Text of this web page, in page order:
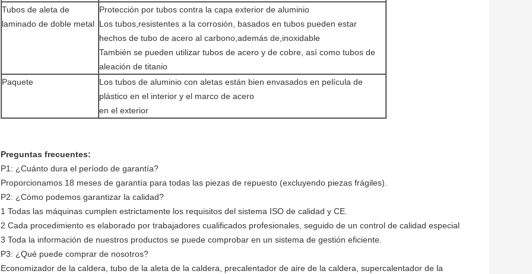
Tubos de aleta de
laminado de doble metal
Protección por tubos contra la capa exterior de aluminio
Los tubos,resistentes a la corrosión, basados en tubos pueden estar
hechos de tubo de acero al carbono,además de,inoxidable
También se pueden utilizar tubos de acero y de cobre, así como tubos de
aleación de titanio
Paquete
Los tubos de aluminio con aletas están bien envasados en película de
plástico en el interior y el marco de acero
en el exterior
Preguntas frecuentes:
P1: ¿Cuánto dura el período de garantía?
Proporcionamos 18 meses de garantía para todas las piezas de repuesto (excluyendo piezas frágiles).
P2: ¿Cómo podemos garantizar la calidad?
1 Todas las máquinas cumplen estrictamente los requisitos del sistema ISO de calidad y CE.
2 Cada procedimiento es elaborado por trabajadores cualificados profesionales, seguido de un control de calidad especial
3 Toda la información de nuestros productos se puede comprobar en un sistema de gestión eficiente.
P3: ¿Qué puede comprar de nosotros?
Economizador de la caldera, tubo de la aleta de la caldera, precalentador de aire de la caldera, supercalentador de la